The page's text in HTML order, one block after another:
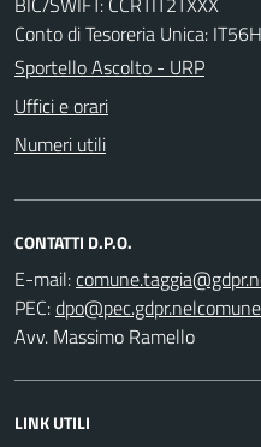
Conto di Tesoreria Unica:
Sportello Ascolto - URP
Uffici e orari
Numeri utili
CONTATTI D.P.O.
E-mail:
PEC:
Avv. Massimo Ramello
LINK UTILI